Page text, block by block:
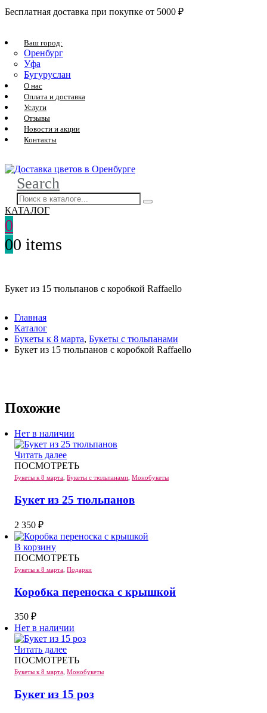
Бесплатная доставка при покупке от 5000 ₽
Ваш город:
Оренбург
Уфа
Бугуруслан
О нас
Оплата и доставка
Услуги
Отзывы
Новости и акции
Контакты
Search
КАТАЛОГ
0
00 items
Букет из 15 тюльпанов с коробкой Raffaello
Главная
Каталог
Букеты к 8 марта, Букеты с тюльпанами
Букет из 15 тюльпанов с коробкой Raffaello
Похожие
Нет в наличии
Читать далее
ПОСМОТРЕТЬ
Букеты к 8 марта Букеты с тюльпанами Монобукеты
Букет из 25 тюльпанов
2 350 ₽
В корзину
ПОСМОТРЕТЬ
Букеты к 8 марта Подарки
Коробка переноска с крышкой
350 ₽
Нет в наличии
Читать далее
ПОСМОТРЕТЬ
Букеты к 8 марта Монобукеты
Букет из 15 роз